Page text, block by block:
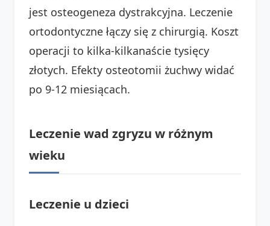
jest osteogeneza dystrakcyjna. Leczenie
ortodontyczne łączy się z chirurgią. Koszt
operacji to kilka-kilkanaście tysięcy
złotych. Efekty osteotomii żuchwy widać
po 9-12 miesiącach.
Leczenie wad zgryzu w różnym
wieku
Leczenie u dzieci